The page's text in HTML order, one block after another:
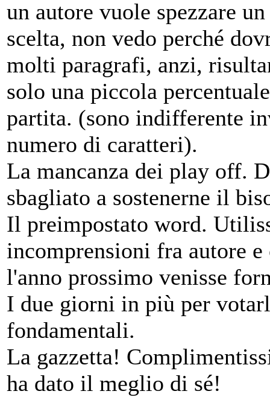
un autore vuole spezzare
scelta, non vedo perché
molti paragrafi, anzi,
solo una piccola
partita. (sono indifferente
numero di caratteri).
La mancanza dei play off.
sbagliato a sostenerne il
Il preimpostato word.
incomprensioni fra autore
l'anno prossimo venisse
I due giorni in più per
fondamentali.
La gazzetta!
ha dato il meglio di sé!